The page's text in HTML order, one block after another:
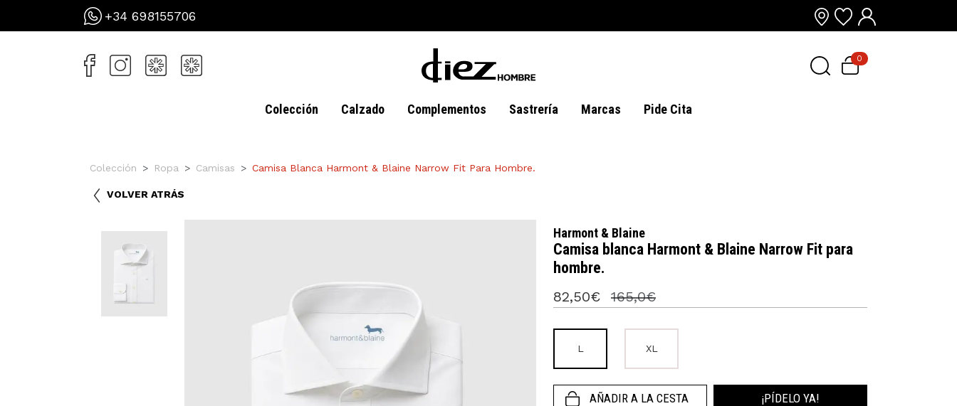
+34 698155706
0
Colección Calzado Complementos Sastrería Marcas Pide Cita
Colección Ropa Camisas Camisa Blanca Harmont & Blaine Narrow Fit Para Hombre.
VOLVER ATRÁS
Harmont & Blaine
Camisa blanca Harmont & Blaine Narrow Fit para
hombre.
82,50€ 165,0€
L XL
AÑADIR A LA CESTA ¡PÍDELO YA!